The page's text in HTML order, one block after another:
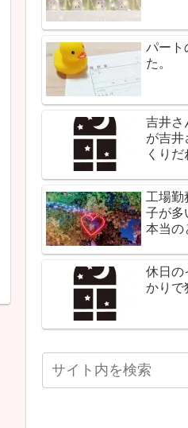
パート
た。
吉井さ
が吉井
くりだ
工場勤
子が多
本当の
休日の
かりで